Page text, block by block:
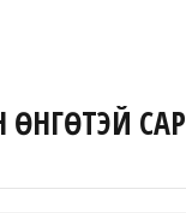
ӨНГӨТЭЙ САР